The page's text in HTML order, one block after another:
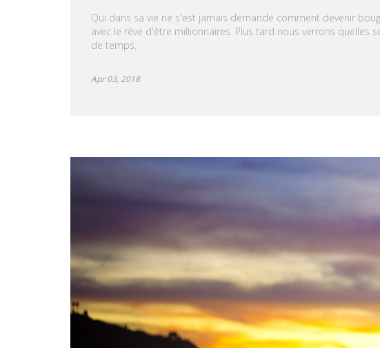
Qui dans sa vie ne s'est jamais demandé comment devenir
avec le rêve d'être millionnaires. Plus tard nous verrons
de temps.
Apr 03, 2018